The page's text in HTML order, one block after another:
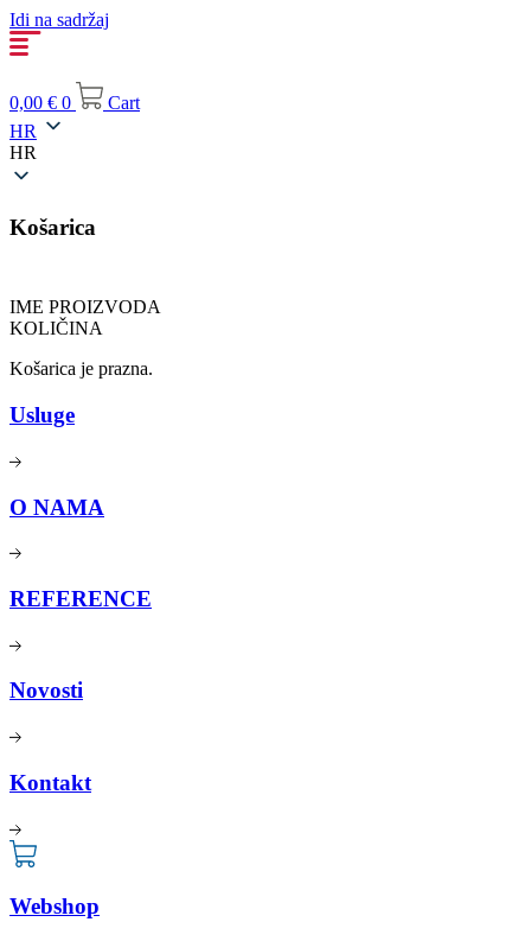
Idi na sadržaj
0,00 € 0
Cart
HR
HR
Košarica
IME PROIZVODA
KOLIČINA
Košarica je prazna.
Usluge
O NAMA
REFERENCE
Novosti
Kontakt
Webshop